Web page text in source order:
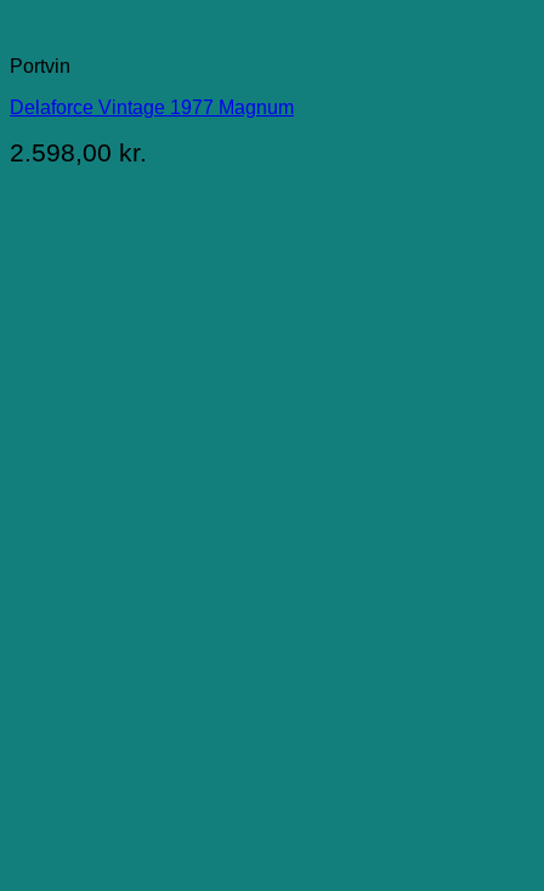
Portvin
Delaforce Vintage 1977 Magnum
2.598,00 kr.